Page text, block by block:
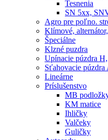
Tesnenia
SN 5xx,
Agro pre poľno.
Klímové,
Špeciálne
Klzné puzdra
Upínacie púzdra H,
Sťahovacie
Lineárne
Príslušenstvo
MB
KM matice
Ihličky
Valčeky
Guličky